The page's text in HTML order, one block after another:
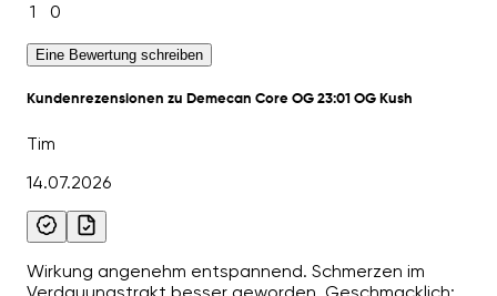
1 0
Eine Bewertung schreiben
Kundenrezensionen zu Demecan Core OG 23:01 OG Kush
Tim
14.07.2026
Wirkung angenehm entspannend. Schmerzen im